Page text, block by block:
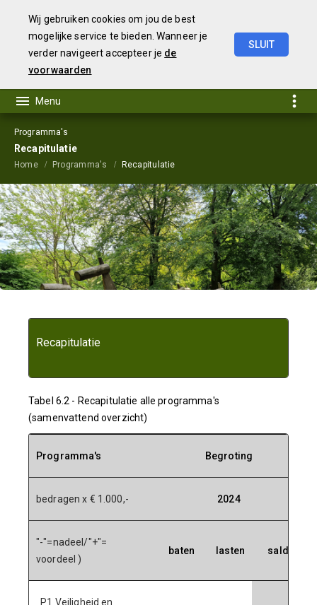
Wij gebruiken cookies om jou de best
mogelijke service te bieden. Wanneer je
verder navigeert accepteer je de
voorwaarden
SLUIT
Programma's
Recapitulatie
Home Programma's Recapitulatie
Recapitulatie
Tabel 6.2 - Recapitulatie alle programma's
(samenvattend overzicht)
Programma's Begroting
bedragen x € 1.000,- 2024
"-"=nadeel/"+"=
voordeel )
baten lasten saldo
P1 Veiligheid en